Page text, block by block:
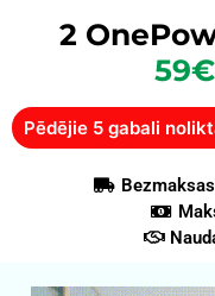
2
59€
Pēdējie 5 gabali